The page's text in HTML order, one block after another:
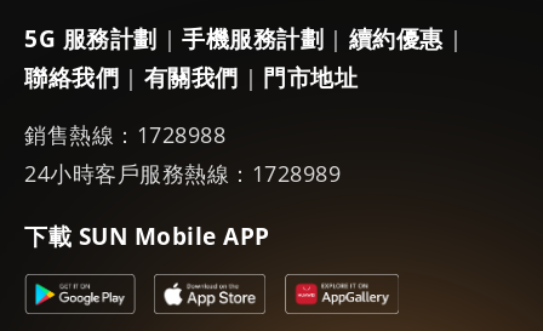
5G 服務計劃 | 手機服務計劃 | 續約優惠 |
聯絡我們 | 有關我們 | 門市地址
銷售熱線：1728988
24小時客戶服務熱線：1728989
下載 SUN Mobile APP